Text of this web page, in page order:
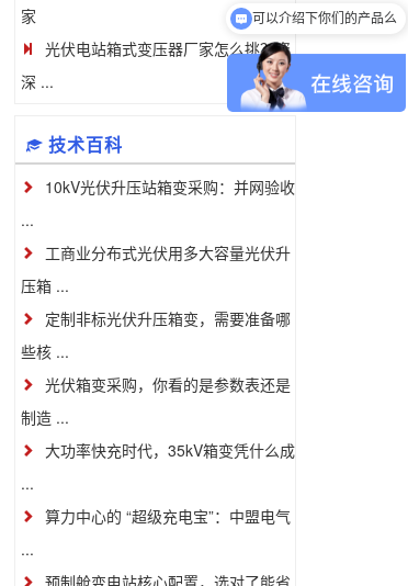
家
光伏电站箱式变压器厂家怎么挑？资
深 ...
技术百科
10kV光伏升压站箱变采购：并网验收
...
工商业分布式光伏用多大容量光伏升
压箱 ...
定制非标光伏升压箱变，需要准备哪
些核 ...
光伏箱变采购，你看的是参数表还是
制造 ...
大功率快充时代，35kV箱变凭什么成
...
算力中心的 “超级充电宝”：中盟电气
...
预制舱变电站核心配置，选对了能省
我想咨询一下设备的价格